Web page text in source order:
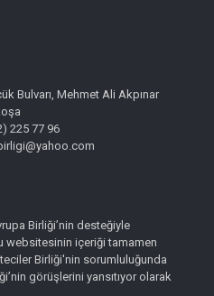
Bulvarı, Mehmet Ali Akpınar
225 77 96
Birliği’nin desteğiyle
websitesinin içeriği tamamen
Birliği'nin sorumluluğunda
görüşlerini yansıtıyor olarak